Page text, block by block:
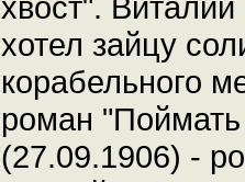
хвост".
хотел зайцу
корабельного
роман
(27.09.1906) -